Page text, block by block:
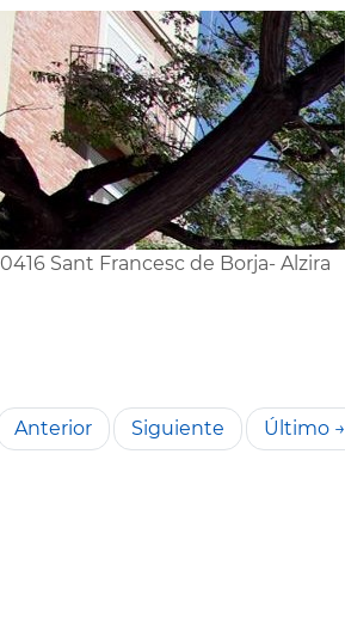
0416 Sant Francesc de Borja- Alzira
Anterior Siguiente Último →